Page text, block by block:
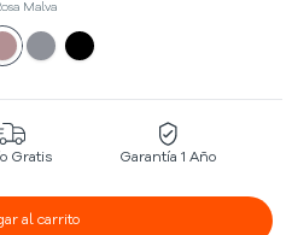
Malva
Gratis Garantía 1 Año
al carrito